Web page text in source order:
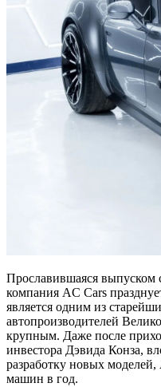
Прославившаяся выпуском
компания AC Cars
является одним из
автопроизводителей
крупным. Даже после
инвестора Дэвида Конза,
разработку новых моделей,
машин в год.